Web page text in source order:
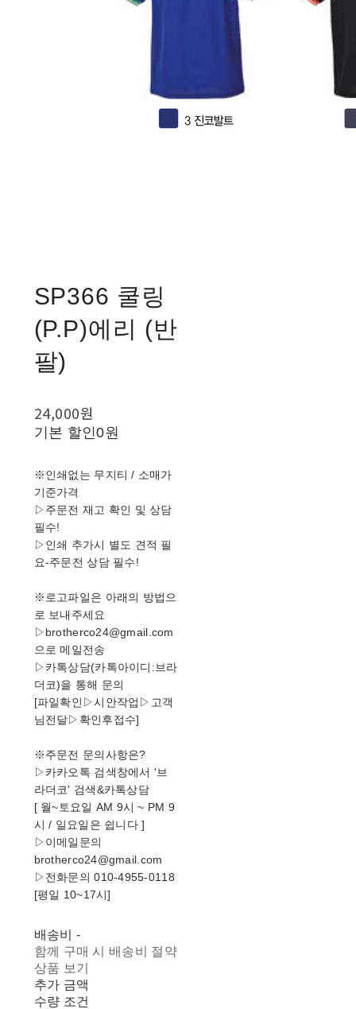
SP366 쿨링
(P.P)에리 (반
팔)
24,000원
기본 할인0원
※인쇄없는 무지티 / 소매가
기준가격
▷주문전 재고 확인 및 상담
필수!
▷인쇄 추가시 별도 견적 필
요-주문전 상담 필수!
※로고파일은 아래의 방법으
로 보내주세요
▷brotherco24@gmail.com
으로 메일전송
▷카톡상담(카톡아이디:브라
더코)을 통해 문의
[파일확인▷시안작업▷고객
님전달▷확인후접수]
※주문전 문의사항은?
▷카카오톡 검색창에서 '브
라더코' 검색&카톡상담
[ 월~토요일 AM 9시 ~ PM 9
시 / 일요일은 쉽니다 ]
▷이메일문의
brotherco24@gmail.com
▷전화문의 010-4955-0118
[평일 10~17시]
배송비 -
함께 구매 시 배송비 절약
상품 보기
추가 금액
수량 조건